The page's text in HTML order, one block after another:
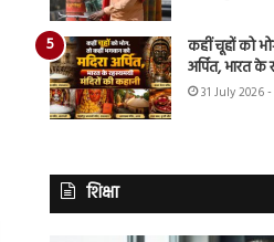
कहीं चूहों को
अर्पित, भारत के
31 July 2026
शिक्षा